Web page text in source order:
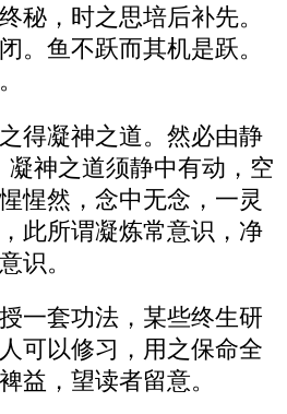
秘，时之思培后补先。
。鱼不跃而其机是跃。
得凝神之道。然必由静
凝神之道须静中有动，空
惺然，念中无念，一灵
此所谓凝炼常意识，净
识。
一套功法，某些终生研
可以修习，用之保命全
益，望读者留意。